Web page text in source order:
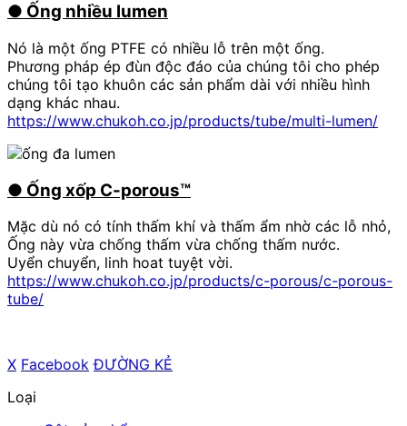
● Ống nhiều lumen
Nó là một ống PTFE có nhiều lỗ trên một ống.
Phương pháp ép đùn độc đáo của chúng tôi cho phép
chúng tôi tạo khuôn các sản phẩm dài với nhiều hình
dạng khác nhau.
https://www.chukoh.co.jp/products/tube/multi-lumen/
● Ống xốp C-porous™
Mặc dù nó có tính thấm khí và thấm ẩm nhờ các lỗ nhỏ,
Ống này vừa chống thấm vừa chống thấm nước.
Uyển chuyển, linh hoat tuyệt vời.
https://www.chukoh.co.jp/products/c-porous/c-porous-
tube/
X Facebook ​ ​ĐƯỜNG KẺ
Loại